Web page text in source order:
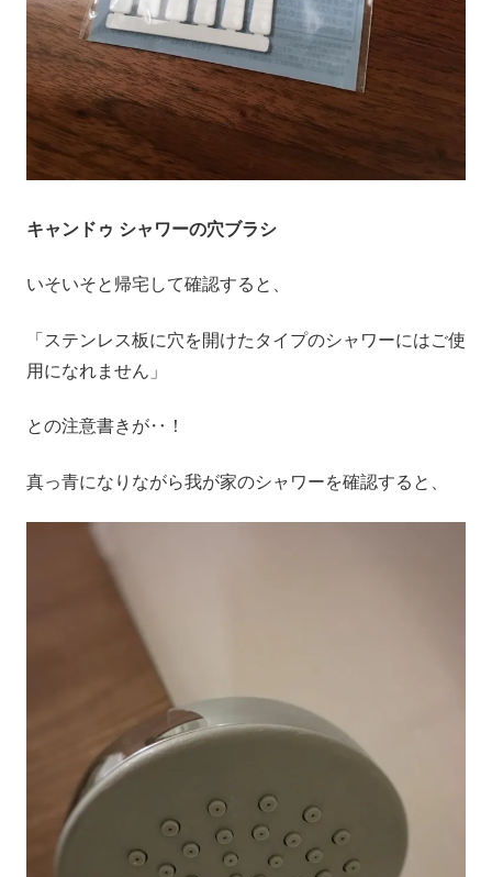
キャンドゥ シャワーの穴ブラシ
いそいそと帰宅して確認すると、
「ステンレス板に穴を開けたタイプのシャワーにはご使
用になれません」
との注意書きが‥！
真っ青になりながら我が家のシャワーを確認すると、